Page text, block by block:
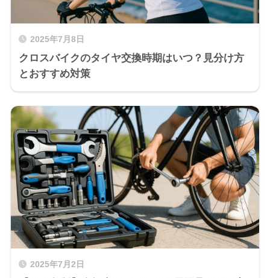
2025年7月8日
クロスバイクのタイヤ交換時期はいつ？見分け方
とおすすめ対策
2025年7月2日